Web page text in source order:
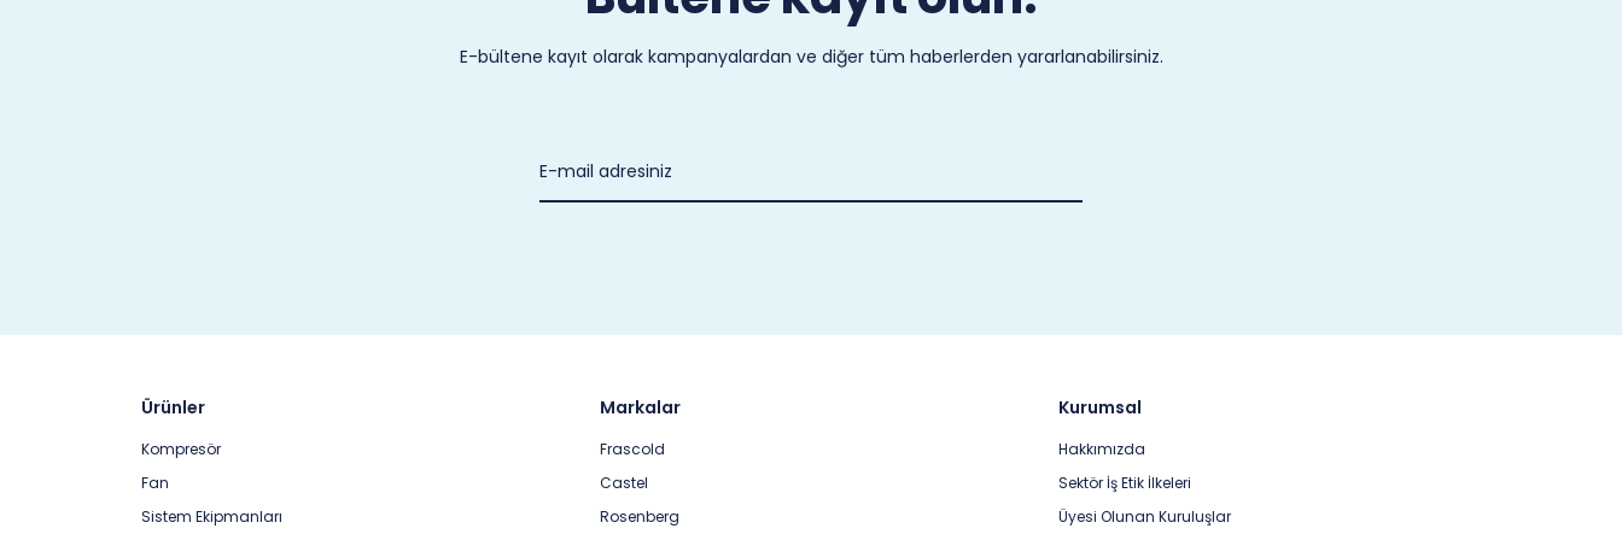
E-bültene kayıt olarak kampanyalardan ve diğer tüm haberlerden yararlanabilirsiniz.
Ürünler
Kompresör
Fan
Sistem Ekipmanları
Markalar
Frascold
Castel
Rosenberg
Kurumsal
Hakkımızda
Sektör İş Etik İlkeleri
Üyesi Olunan Kuruluşlar